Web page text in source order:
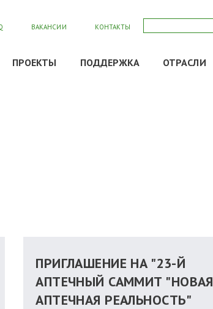
ВАКАНСИИ КОНТАКТЫ
ПРОЕКТЫ ПОДДЕРЖКА ОТРАСЛИ
ПРИГЛАШЕНИЕ НА "23-Й
АПТЕЧНЫЙ САММИТ "НОВАЯ
АПТЕЧНАЯ РЕАЛЬНОСТЬ"